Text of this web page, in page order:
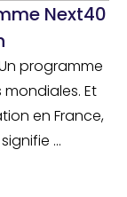
Next40
programme
Et
en France,
...